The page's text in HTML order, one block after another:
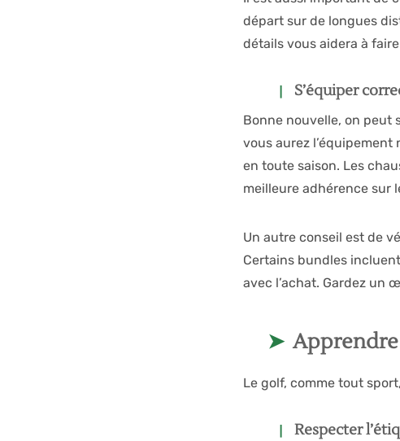
départ sur de longues
détails vous aidera à
S’équiper
Bonne nouvelle, on peut
vous aurez
en toute saison. Les
meilleure adhérence sur
Un autre conseil est de
Certains bundles
avec l’achat. Gardez un
Apprendre
Le golf, comme tout
Respecter